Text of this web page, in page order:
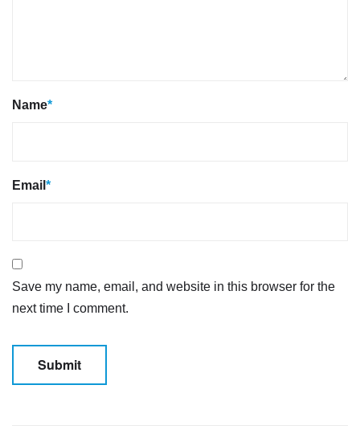
Name*
Email *
Save my name, email, and website in this browser for the
next time I comment.